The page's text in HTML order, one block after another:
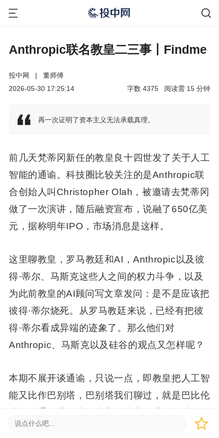
Anthropic联名教皇二三事丨Findme
投中网 |
董师傅
2026-05-30 17:25:14
分钟
15
阅读需
4375
字数
再一次证明了资本主义无法承载真理。
前几天梵蒂冈新任的教皇良十四世发了关于人工
智能的通谕。科技圈比较关注的是Anthropic联
合创始人叫Christopher Olah，被邀请去梵蒂冈
做了一次演讲，随后融资宣布，说融了650亿美
元，据称明年IPO，市场消息是这样。
这里聊教皇，罗马教廷和AI，Anthropic以及彼
得·蒂尔、马斯克这些人之间的权力斗争，以及
为此前教皇的AI顾问写文章发问：是不是应该把
彼得·蒂尔烧死。从罗马教廷来说，已经有把彼
得·蒂尔看成异端的迹象了。那么他们对
Anthropic、马斯克以及硅谷的观点又怎样呢？
本期不展开谈通谕，只说一点，即教皇把人工智
能又比作巴别塔，巴别塔我们聊过，就是巴比伦
类打散，让用语言、文化和其他隔阂打散，让你